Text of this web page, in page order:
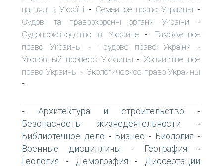
нагляд в Україні - Семейное право Украины -
Судові та правоохоронні органи України -
Судопроизводство в Украине- Таможенное
право Украины - Трудове право України -
Уголовный процесс Украины - Хозяйственное
право Украины - Экологическое право Украины
-
- Архитектура и строительство -
Безопасность жизнедеятельности -
Библиотечное дело - Бизнес - Биология -
Военные дисциплины - География -
Геология - Демография -
Диссертации